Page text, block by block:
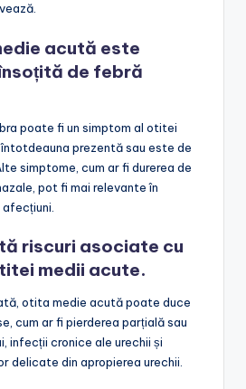
acută este
de febră
poate fi un simptom al otitei
prezentă sau este de
simptome, cum ar fi durerea de
pot fi mai relevante în
riscuri asociate cu
medii acute.
otita medie acută poate duce
cum ar fi pierderea parțială sau
infecții cronice ale urechii și
delicate din apropierea urechii.